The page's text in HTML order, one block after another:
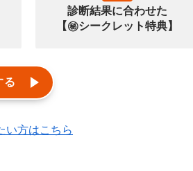
診断結果に合わせた
【㊙️シークレット特典】
る
い方はこちら